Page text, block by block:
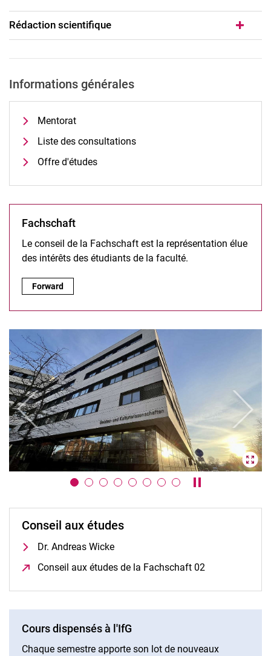
Rédaction scientifique
Informations générales
Mentorat
Liste des consultations
Offre d'études
Fachschaft
Le conseil de la Fachschaft est la représentation élue
des intérêts des étudiants de la faculté.
Fachschaft:
Forward
Pause / play
Previous Next
Conseil aux études
Dr. Andreas Wicke
Conseil aux études de la Fachschaft 02
Cours dispensés à l'IfG
Chaque semestre apporte son lot de nouveaux